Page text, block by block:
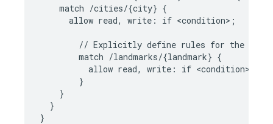
match /cities/{city} {
allow read, write : if <condition> ;
// Explicitly define rules for the
match /landmarks/{landmark} {
allow read, write : if <condition>
}
}
}
}